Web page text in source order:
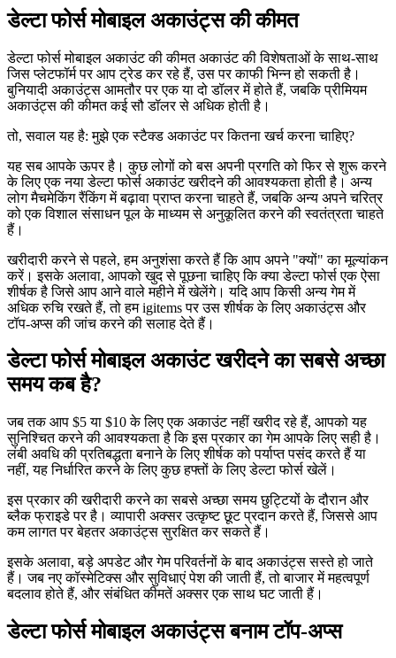
डेल्टा फोर्स मोबाइल अकाउंट्स की कीमत
डेल्टा फोर्स मोबाइल अकाउंट की कीमत अकाउंट की विशेषताओं के साथ-साथ
जिस प्लेटफॉर्म पर आप ट्रेड कर रहे हैं, उस पर काफी भिन्न हो सकती है।
बुनियादी अकाउंट्स आमतौर पर एक या दो डॉलर में होते हैं, जबकि प्रीमियम
अकाउंट्स की कीमत कई सौ डॉलर से अधिक होती है।
तो, सवाल यह है: मुझे एक स्टैक्ड अकाउंट पर कितना खर्च करना चाहिए?
यह सब आपके ऊपर है। कुछ लोगों को बस अपनी प्रगति को फिर से शुरू करने
के लिए एक नया डेल्टा फोर्स अकाउंट खरीदने की आवश्यकता होती है। अन्य
लोग मैचमेकिंग रैंकिंग में बढ़ावा प्राप्त करना चाहते हैं, जबकि अन्य अपने चरित्र
को एक विशाल संसाधन पूल के माध्यम से अनुकूलित करने की स्वतंत्रता चाहते
हैं।
खरीदारी करने से पहले, हम अनुशंसा करते हैं कि आप अपने "क्यों" का मूल्यांकन
करें। इसके अलावा, आपको खुद से पूछना चाहिए कि क्या डेल्टा फोर्स एक ऐसा
शीर्षक है जिसे आप आने वाले महीने में खेलेंगे। यदि आप किसी अन्य गेम में
अधिक रुचि रखते हैं, तो हम igitems पर उस शीर्षक के लिए अकाउंट्स और
टॉप-अप्स की जांच करने की सलाह देते हैं।
डेल्टा फोर्स मोबाइल अकाउंट खरीदने का सबसे अच्छा
समय कब है?
जब तक आप $5 या $10 के लिए एक अकाउंट नहीं खरीद रहे हैं, आपको यह
सुनिश्चित करने की आवश्यकता है कि इस प्रकार का गेम आपके लिए सही है।
लंबी अवधि की प्रतिबद्धता बनाने के लिए शीर्षक को पर्याप्त पसंद करते हैं या
नहीं, यह निर्धारित करने के लिए कुछ हफ्तों के लिए डेल्टा फोर्स खेलें।
इस प्रकार की खरीदारी करने का सबसे अच्छा समय छुट्टियों के दौरान और
ब्लैक फ्राइडे पर है। व्यापारी अक्सर उत्कृष्ट छूट प्रदान करते हैं, जिससे आप
कम लागत पर बेहतर अकाउंट्स सुरक्षित कर सकते हैं।
इसके अलावा, बड़े अपडेट और गेम परिवर्तनों के बाद अकाउंट्स सस्ते हो जाते
हैं। जब नए कॉस्मेटिक्स और सुविधाएं पेश की जाती हैं, तो बाजार में महत्वपूर्ण
बदलाव होते हैं, और संबंधित कीमतें अक्सर एक साथ घट जाती हैं।
डेल्टा फोर्स मोबाइल अकाउंट्स बनाम टॉप-अप्स